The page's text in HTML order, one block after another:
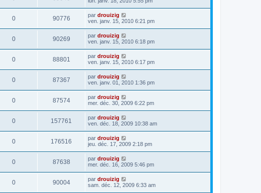
0 90776 par drouizig
ven. janv. 15, 2010 6:21 pm
0 90269 par drouizig
ven. janv. 15, 2010 6:18 pm
0 88801 par drouizig
ven. janv. 15, 2010 6:17 pm
0 87367 par drouizig
ven. janv. 01, 2010 1:36 pm
0 87574 par drouizig
mer. déc. 30, 2009 6:22 pm
0 157761 par drouizig
ven. déc. 18, 2009 10:38 am
0 176516 par drouizig
jeu. déc. 17, 2009 2:18 pm
0 87638 par drouizig
mer. déc. 16, 2009 5:46 pm
0 90004 par drouizig
sam. déc. 12, 2009 6:33 am